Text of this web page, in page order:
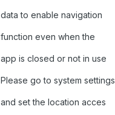
data to enable navigation
function even when the
app is closed or not in use
Please go to system settings
and set the location acces